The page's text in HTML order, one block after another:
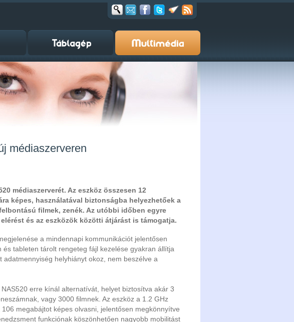
médiaszerveren
médiaszerverét. Az eszköz összesen 12
képes, használatával biztonságba helyezhetőek a
filmek, zenék. Az utóbbi időben egyre
és az eszközök közötti átjárást is támogatja.
a mindennapi kommunikációt jelentősen
tableten tárolt rengeteg fájl kezelése gyakran állítja
helyhiányt okoz, nem beszélve a
erre kínál alternatívát, helyet biztosítva akár 3
vagy 3000 filmnek. Az eszköz a 1.2 GHz
megabájtot képes olvasni, jelentősen megkönnyítve
funkciónak köszönhetően nagyobb mobilitást